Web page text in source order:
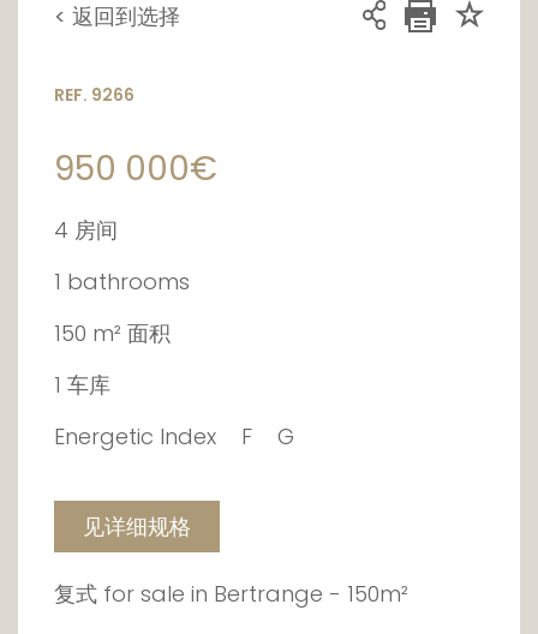
< 返回到选择
REF. 9266
950 000€
4 房间
1 bathrooms
150 m² 面积
1 车库
Energetic Index
F G
见详细规格
复式 for sale in Bertrange - 150m²